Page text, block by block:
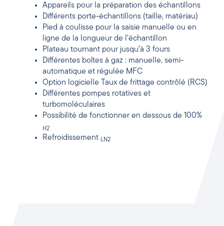
Appareils pour la préparation des échantillons
Différents porte-échantillons (taille, matériau)
Pied à coulisse pour la saisie manuelle ou en
ligne de la longueur de l’échantillon
Plateau tournant pour jusqu’à 3 fours
Différentes boîtes à gaz : manuelle, semi-
automatique et régulée MFC
Option logicielle Taux de frittage contrôlé (RCS)
Différentes pompes rotatives et
turbomoléculaires
Possibilité de fonctionner en dessous de 100%
H2
Refroidissement LN2